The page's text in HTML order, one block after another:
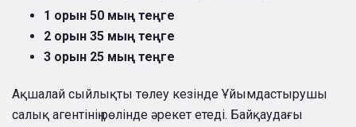
1 орын 50 мың теңге
2 орын 35 мың теңге
3 орын 25 мың теңге
Ақшалай сыйлықты төлеу кезінде Ұйымдастырушы
салық агентінің рөлінде әрекет етеді. Байқаудағы